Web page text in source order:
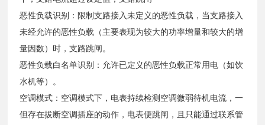
恶性负载识别：限制支路接入未定义的恶性负载，当支路接入
未经允许的恶性负载（主要表现为较大的功率增量和较大的增
量因数）时，支路跳闸。
恶性负载白名单识别：允许已定义的恶性负载正常用电（如饮
水机等）。
空调模式：空调模式下，电表持续检测空调微弱待机电流，一
但存在拔断空调插座的动作，电表便跳闸，且只能通过联系管